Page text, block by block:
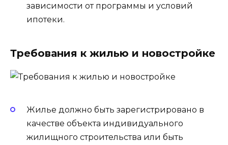
зависимости от программы и условий
ипотеки.
Требования к жилью и новостройке
Жилье должно быть зарегистрировано в
качестве объекта индивидуального
жилищного строительства или быть